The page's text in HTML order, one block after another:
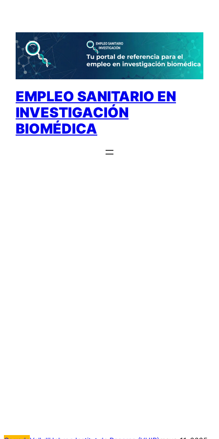
contenido
EMPLEO SANITARIO EN
INVESTIGACIÓN
BIOMÉDICA